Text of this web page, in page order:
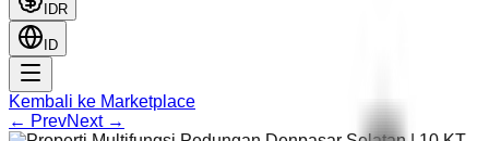
IDR
ID
Kembali ke Marketplace
← PrevNext →